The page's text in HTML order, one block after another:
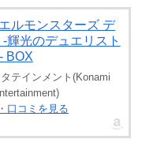
ルモンスターズ デ
輝光のデュエリスト
BOX
テインメント(Konami
口コミを見る